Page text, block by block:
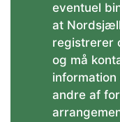
eventuel
at
registrerer
og må
andre af